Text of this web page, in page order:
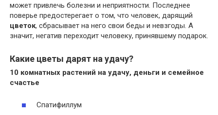
может привлечь болезни и неприятности. Последнее
поверье предостерегает о том, что человек, дарящий
цветок, сбрасывает на него свои беды и невзгоды. А
значит, негатив переходит человеку, принявшему подарок.
Какие цветы дарят на удачу?
10 комнатных растений на удачу, деньги и семейное
счастье
Спатифиллум